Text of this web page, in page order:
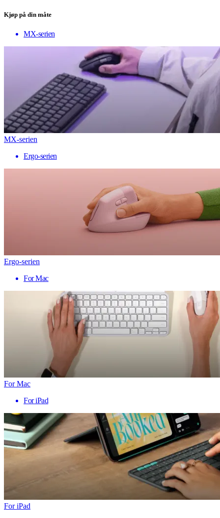
Kjøp på din måte
MX-serien
MX-serien
Ergo-serien
Ergo-serien
For Mac
For Mac
For iPad
For iPad